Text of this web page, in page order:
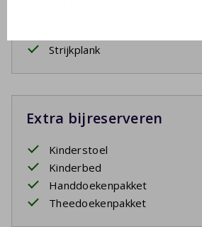
Strijkplank
Extra bijreserveren
Kinderstoel
Kinderbed
Handdoekenpakket
Theedoekenpakket